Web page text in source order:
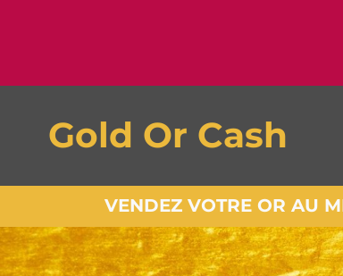
Gold Or Cash
VENDEZ VOTRE OR AU